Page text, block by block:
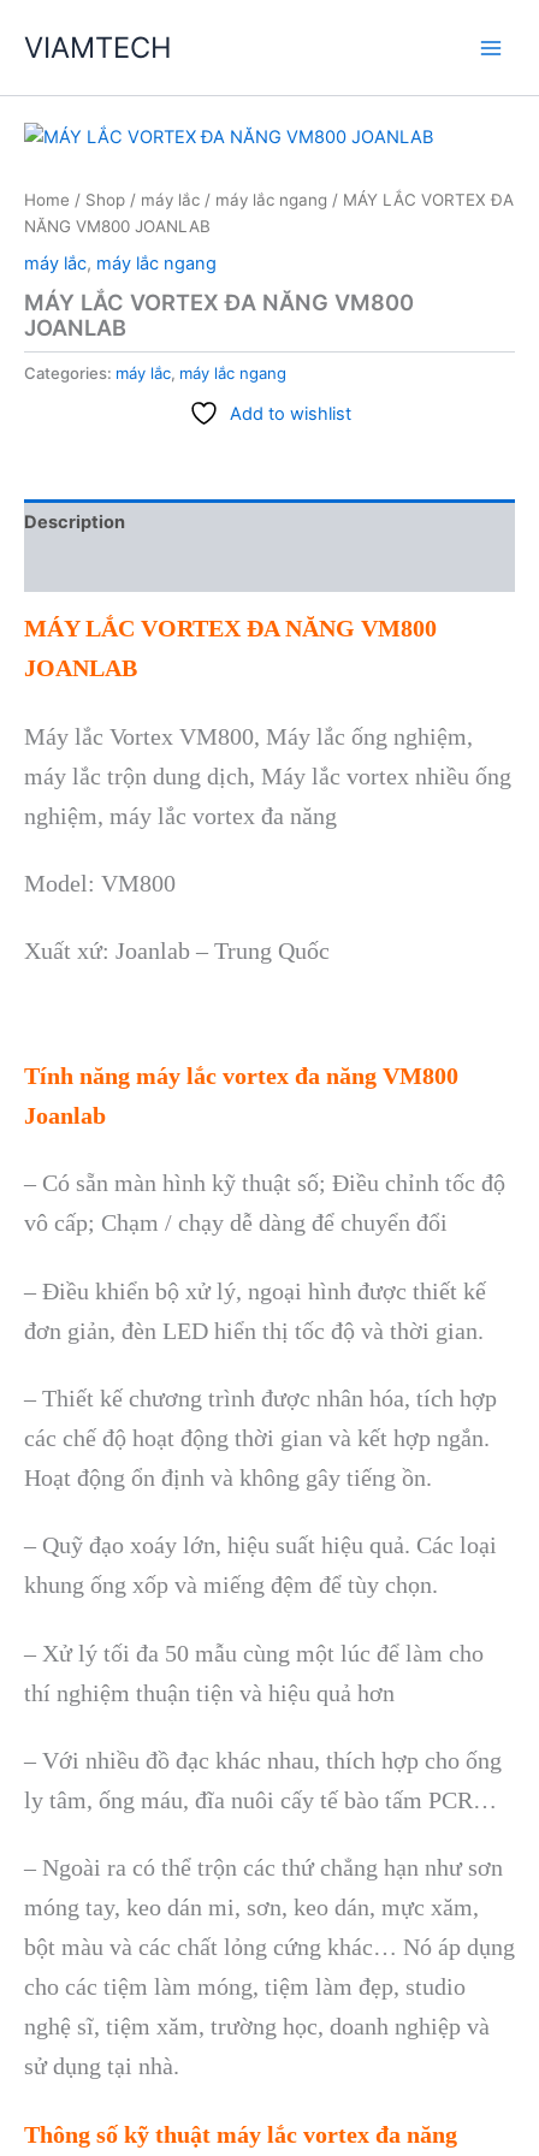
VIAMTECH
Home / Shop / máy lắc / máy lắc ngang / ​​​​​​​MÁY LẮC VORTEX ĐA
NĂNG VM800 JOANLAB
máy lắc, máy lắc ngang
​​​​​​​MÁY LẮC VORTEX ĐA NĂNG VM800
JOANLAB
Categories: máy lắc, máy lắc ngang
Add to wishlist
Description
MÁY LẮC VORTEX ĐA NĂNG VM800
JOANLAB
Máy lắc Vortex VM800, Máy lắc ống nghiệm,
máy lắc trộn dung dịch, Máy lắc vortex nhiều ống
nghiệm, máy lắc vortex đa năng
Model: VM800
Xuất xứ: Joanlab – Trung Quốc
Tính năng máy lắc vortex đa năng VM800
Joanlab
– Có sẵn màn hình kỹ thuật số; Điều chỉnh tốc độ
vô cấp; Chạm / chạy dễ dàng để chuyển đổi
– Điều khiển bộ xử lý, ngoại hình được thiết kế
đơn giản, đèn LED hiển thị tốc độ và thời gian.
– Thiết kế chương trình được nhân hóa, tích hợp
các chế độ hoạt động thời gian và kết hợp ngắn.
Hoạt động ổn định và không gây tiếng ồn.
– Quỹ đạo xoáy lớn, hiệu suất hiệu quả. Các loại
khung ống xốp và miếng đệm để tùy chọn.
– Xử lý tối đa 50 mẫu cùng một lúc để làm cho
thí nghiệm thuận tiện và hiệu quả hơn
– Với nhiều đồ đạc khác nhau, thích hợp cho ống
ly tâm, ống máu, đĩa nuôi cấy tế bào tấm PCR…
– Ngoài ra có thể trộn các thứchẳng hạn như sơn
móng tay, keo dán mi, sơn, keo dán, mực xăm,
bột màu và các chất lỏng cứng khác… Nó áp dụng
cho các tiệm làm móng, tiệm làm đẹp, studio
nghệ sĩ, tiệm xăm, trường học, doanh nghiệp và
sử dụng tại nhà.
Thông số kỹ thuật máy lắc vortex đa năng